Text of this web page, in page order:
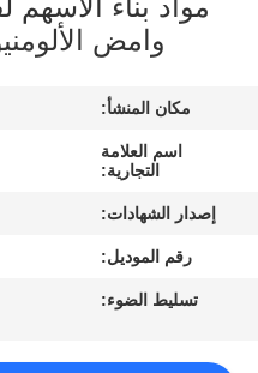
مراقبة
الجودة
اتصل
مواد بناء الأسهم
وامض
مكان المنشأ:
اسم العلامة
التجارية:
إصدار الشهادات:
رقم الموديل:
تسليط الضوء: